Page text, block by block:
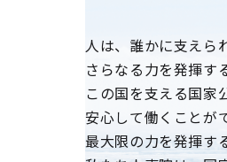
人は、誰かに支えら
さらなる力を発揮す
この国を支える国家
安心して働くことが
最大限の力を発揮す